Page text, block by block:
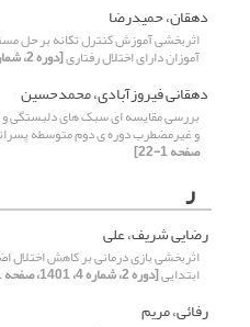
دهقان، حمیدرضا
اثربخشی آموزش کنترل تکانه بر حل
آموزان دارای اختلال رفتاری[دوره 2، شماره 4، 1401، صفحه 1-16]
دهقانی فیروزآبادی، محمدحسین
بررسی مقایسه ای سبک های دلبستگی
و غیرمضطرب دوره ی دوم متوسطه
صفحه 1-22]
ر
رضایی شریف، علی
اثربخشی بازی درمانی بر کاهش
ابتدایی[دوره 2، شماره 4، 1401، صفحه 1-22]
رفائی، مریم